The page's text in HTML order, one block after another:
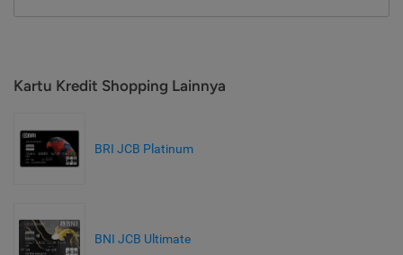
Kartu Kredit Shopping Lainnya
BRI JCB Platinum
BNI JCB Ultimate